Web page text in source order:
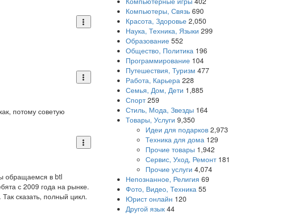
потому советую
обращаемся в btl
с 2009 года на рынке.
сказать, полный цикл.
Компьютеры, Связь 690
Красота, Здоровье 2,050
Наука, Техника, Языки 299
Образование 552
Общество, Политика 196
Программирование 104
Путешествия, Туризм 477
Работа, Карьера 228
Семья, Дом, Дети 1,885
Спорт 259
Стиль, Мода, Звезды 164
Товары, Услуги 9,350
Идеи для подарков 2,973
Техника для дома 129
Прочие товары 1,942
Сервис, Уход, Ремонт 181
Прочие услуги 4,074
Непознанное, Религия 69
Фото, Видео, Техника 55
Юрист онлайн 120
Другой язык 44